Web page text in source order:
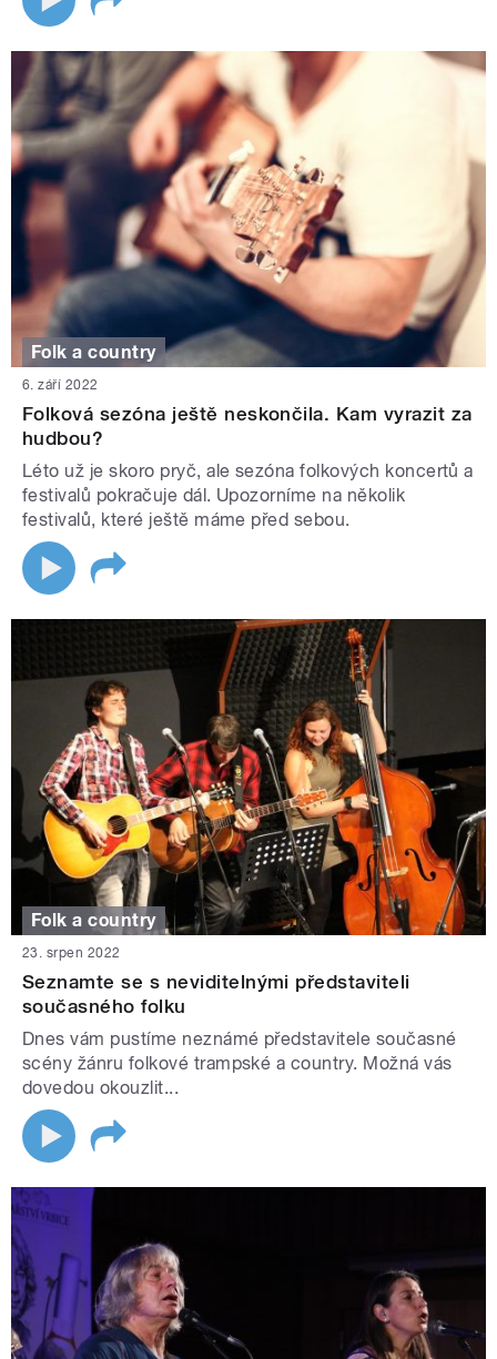
Folk a country
6. září 2022
Folková sezóna ještě neskončila. Kam vyrazit za
hudbou?
Léto už je skoro pryč, ale sezóna folkových koncertů a
festivalů pokračuje dál. Upozorníme na několik
festivalů, které ještě máme před sebou.
Folk a country
23. srpen 2022
Seznamte se s neviditelnými představiteli
současného folku
Dnes vám pustíme neznámé představitele současné
scény žánru folkové trampské a country. Možná vás
dovedou okouzlit...